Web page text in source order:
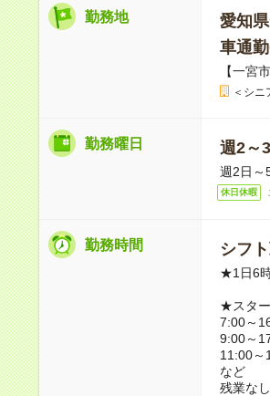
勤務地
愛知
車通
【一宮
＜シニ
勤務曜日 週2～
週2日
休日休暇
勤務時間 シフ
★1日6
★スター
7:00～
9:00～
11:00～
など
残業なし